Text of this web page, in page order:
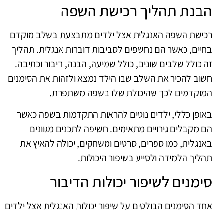
הבנת תהליך רכישת השפה
רכישת השפה האנגלית אצל ילדים מתבצעת בשלב מוקדם
בחיים, כאשר הם נחשפים לסביבות דוברות אנגלית. תהליך
זה כולל שלבים שונים, כולל שמיעה, הבנה, דיבור וכתיבה.
חשוב להכיר את השלב שבו הילד נמצא ולזהות את הסימנים
המוקדמים לכך שהיכולת שלו בשפה משתפרת.
באופן כללי, ילדים נוטים להראות התקדמות בשפה כאשר
הם מקבלים גירויים מתאימים. חשיפה לתכנים מגוונים
באנגלית, כמו ספרים, סרטים ומשחקים, יכולה להאיץ את
תהליך הלמידה ולסייע בשיפור היכולות.
סימנים לשיפור יכולות הדיבור
אחד הסימנים הבולטים על שיפור יכולות האנגלית אצל ילדים